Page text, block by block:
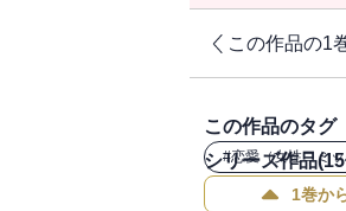
この作品の1
この作品のタグ
#恋愛（女性コミッ
シリーズ作品(15
1巻か